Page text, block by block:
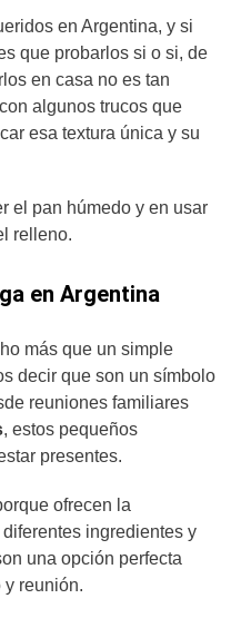
en Argentina, y si
que probarlos si o si, de
en casa no es tan
algunos trucos que
esa textura única y su
el pan húmedo y en usar
relleno.
en Argentina
más que un simple
decir que son un símbolo
reuniones familiares
, estos pequeños
presentes.
ofrecen la
ingredientes y
una opción perfecta
y reunión.